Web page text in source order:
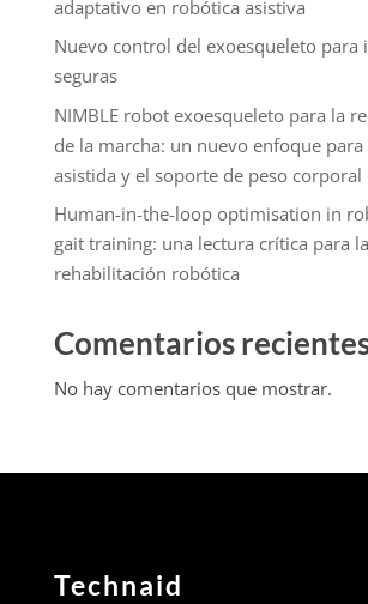
adaptativo en robótica asistiva
Nuevo control del exoesqueleto para
seguras
NIMBLE robot exoesqueleto para la
de la marcha: un nuevo enfoque para
asistida y el soporte de peso corporal
Human-in-the-loop optimisation in
gait training: una lectura crítica para la
rehabilitación robótica
Comentarios
No hay comentarios que mostrar.
Technaid